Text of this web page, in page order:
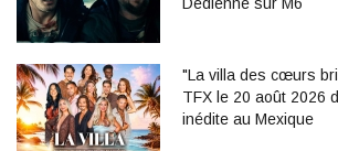
"La villa des cœurs
TFX le 20 août 2026
inédite au Mexique